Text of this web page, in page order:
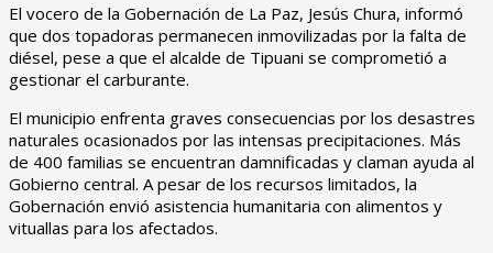
El vocero de la Gobernación de La Paz, Jesús Chura, informó
que dos topadoras permanecen inmovilizadas por la falta de
diésel, pese a que el alcalde de Tipuani se comprometió a
gestionar el carburante.
El municipio enfrenta graves consecuencias por los desastres
naturales ocasionados por las intensas precipitaciones. Más
de 400 familias se encuentran damnificadas y claman ayuda al
Gobierno central. A pesar de los recursos limitados, la
Gobernación envió asistencia humanitaria con alimentos y
vituallas para los afectados.